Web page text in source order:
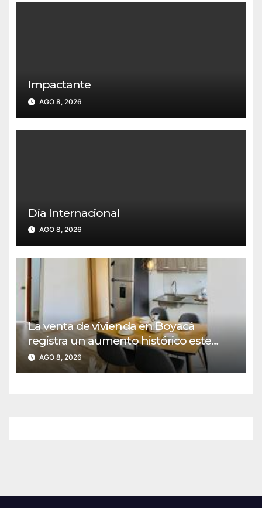
Impactante
AGO 8, 2026
Día Internacional
AGO 8, 2026
La venta de vivienda en Boyacá
registra un aumento histórico este
añoAGO 8, 2026